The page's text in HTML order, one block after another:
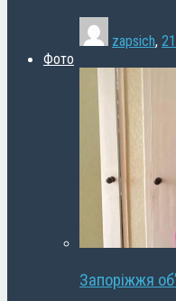
zapsich,
Фото
Запоріжжя